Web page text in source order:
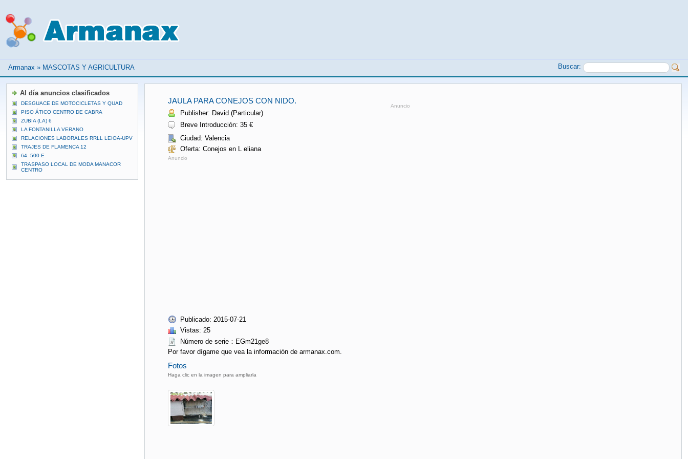
Armanax » MASCOTAS Y AGRICULTURA Buscar:
JAULA PARA CONEJOS CON NIDO.
Publisher: David (Particular)
Breve Introducción: 35 €
Ciudad: Valencia
Oferta: Conejos en L eliana
Anuncio
Publicado: 2015-07-21
Vistas: 25
Número de serie：EGm21ge8
Por favor dígame que vea la información de armanax.com.
Fotos
Haga clic en la imagen para ampliarla
Anuncio
Al día anuncios clasificados
DESGUACE DE MOTOCICLETAS Y QUAD
PISO ÁTICO CENTRO DE CABRA
ZUBIA (LA) 6
LA FONTANILLA VERANO
RELACIONES LABORALES RRLL LEIOA-UPV
TRAJES DE FLAMENCA 12
64. 500 E
TRASPASO LOCAL DE MODA MANACOR
CENTRO